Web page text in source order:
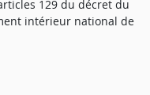
129 du décret du
intérieur national de